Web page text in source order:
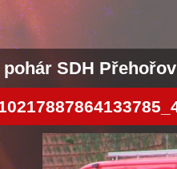
pohár SDH